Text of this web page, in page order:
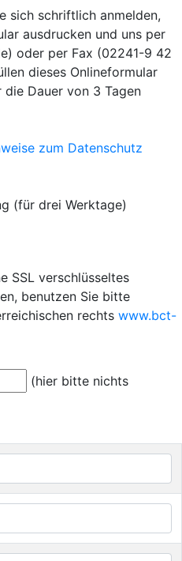
sich schriftlich anmelden,
ausdrucken und uns per
oder per Fax (02241-9 42
dieses Onlineformular
die Dauer von 3 Tagen
zum Datenschutz
(für drei Werktage)
SSL verschlüsseltes
benutzen Sie bitte
rechts www.bct-
(hier bitte nichts